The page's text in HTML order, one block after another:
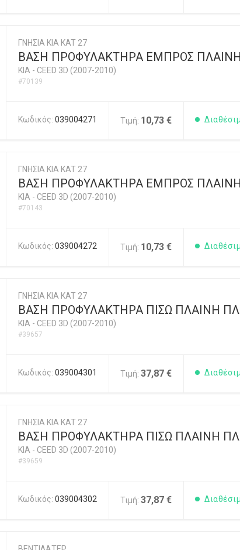
ΓΝΗΣΙΑ KIA KAT 27
ΒΑΣΗ ΠΡΟΦΥΛΑΚΤΗΡΑ ΕΜΠΡΟΣ
KIA - CEED 3D (2007-2010)
#70139
Κωδικός: 039004271 Τιμή: 10,73 €
ΓΝΗΣΙΑ KIA KAT 27
ΒΑΣΗ ΠΡΟΦΥΛΑΚΤΗΡΑ ΕΜΠΡΟΣ
KIA - CEED 3D (2007-2010)
#70143
Κωδικός: 039004272 Τιμή: 10,73 €
ΓΝΗΣΙΑ KIA KAT 27
ΒΑΣΗ ΠΡΟΦΥΛΑΚΤΗΡΑ ΠΙΣΩ ΠΛΑΙΝΗ
KIA - CEED 3D (2007-2010)
#39657
Κωδικός: 039004301 Τιμή: 37,87 €
ΓΝΗΣΙΑ KIA KAT 27
ΒΑΣΗ ΠΡΟΦΥΛΑΚΤΗΡΑ ΠΙΣΩ ΠΛΑΙΝΗ
KIA - CEED 3D (2007-2010)
#39659
Κωδικός: 039004302 Τιμή: 37,87 €